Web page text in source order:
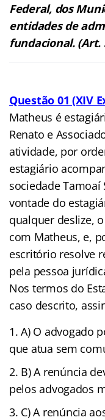
Federal, dos
entidades de
fundacional. (Art.
Questão 01 (XIV
Matheus é
Renato e
atividade, por
estagiário
sociedade
vontade do
qualquer deslize,
com Matheus, e,
escritório resolve
pela pessoa
Nos termos do
caso descrito,
A) O advogado
que atua sem
B) A renúncia
pelos advogados
C) A renúncia